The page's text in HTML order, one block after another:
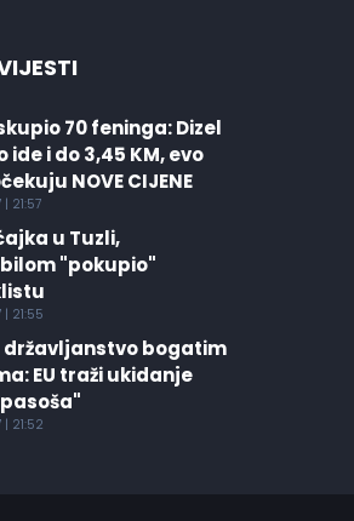
70 feninga: Dizel
i do 3,45 KM, evo
NOVE CIJENE
21:57
u Tuzli,
"pokupio"
21:55
državljanstvo bogatim
EU traži ukidanje
21:52